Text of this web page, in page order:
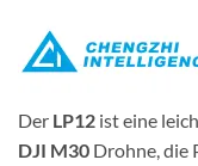
€
Der LP12 ist eine
DJI M30 Drohne, die